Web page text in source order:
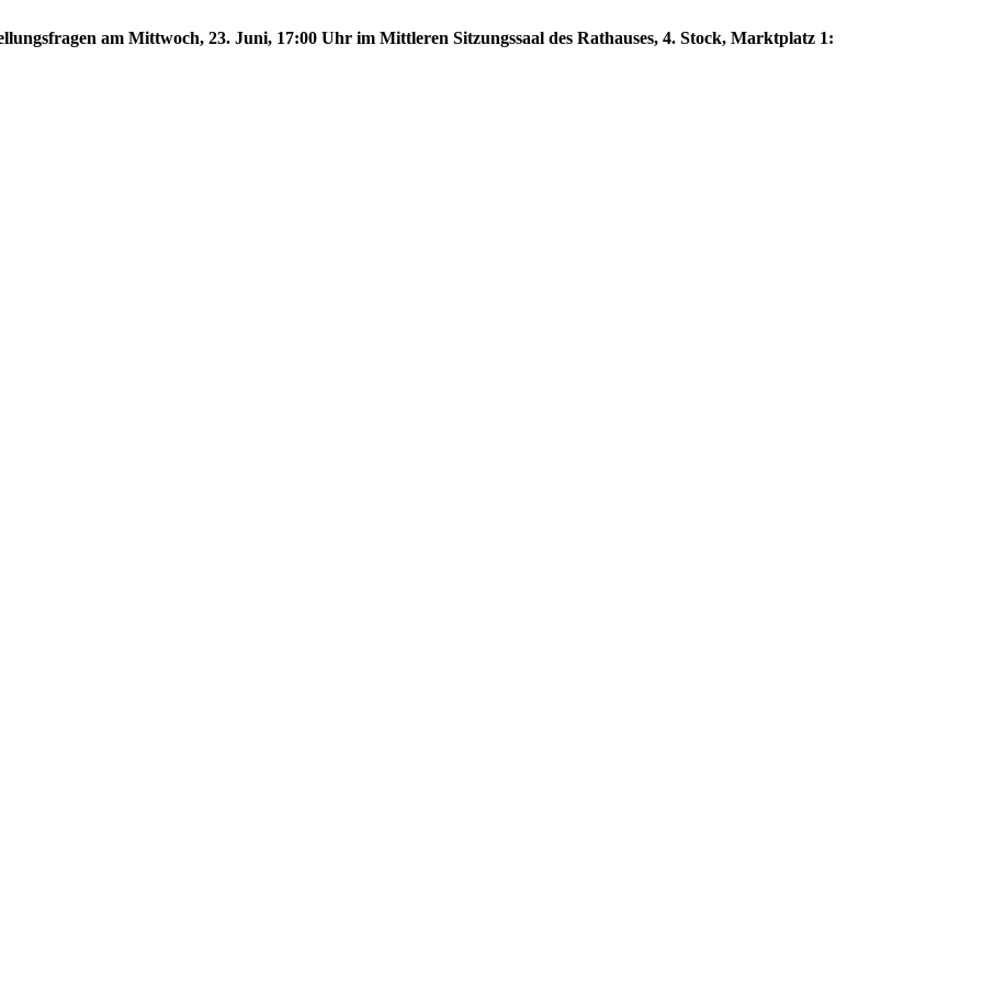
am Mittwoch, 23. Juni, 17:00 Uhr im Mittleren Sitzungssaal des Rathauses, 4. Stock, Marktplatz 1: